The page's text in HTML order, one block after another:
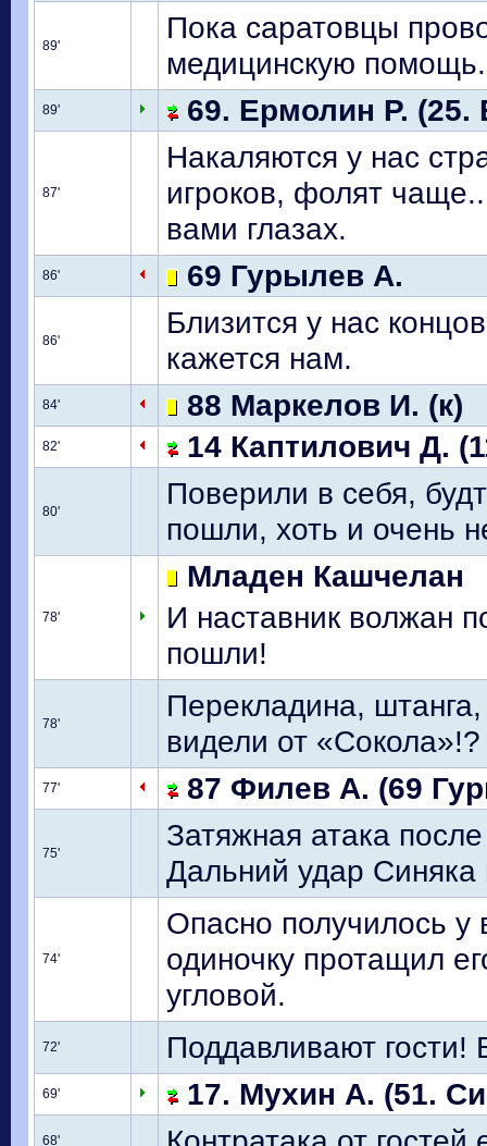
89'
Пока саратовцы
медицинскую помощь.
89' 69. Ермолин Р. (25.
87'
Накаляются у нас
игроков, фолят
вами глазах.
86' 69 Гурылев А.
86'
Близится у нас
кажется нам.
84' 88 Маркелов И. (к)
82' 14 Каптилович Д.
80'
Поверили в себя,
пошли, хоть и очень
78'
Младен Кашчелан
И наставник волжан
пошли!
78'
Перекладина,
видели от
77' 87 Филев А. (69
75'
Затяжная атака
Дальний удар Синяка
74'
Опасно получилось у
одиночку протащил
угловой.
72' Поддавливают
69' 17. Мухин А. (51.
68'